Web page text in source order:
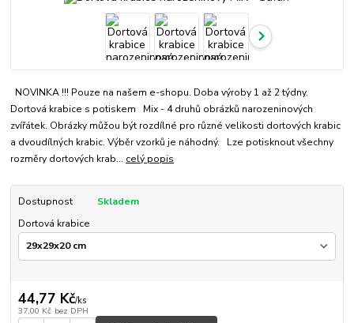
NOVINKA !!! Pouze na našem e-shopu. Doba výroby 1 až 2 týdny.
Dortová krabice s potiskem Mix - 4 druhů obrázků narozeninových
zvířátek. Obrázky můžou být rozdílné pro různé velikosti dortových krabic
a dvoudílných krabic. Výběr vzorků je náhodný. Lze potisknout všechny
rozměry dortových krab... celý popis
Dostupnost
Skladem
Dortová krabice
44,77 Kč/ks
37,00 Kč bez DPH